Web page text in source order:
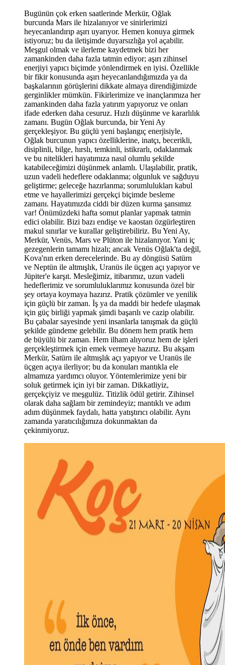
Bugünün çok erken saatlerinde Merkür, Oğlak
burcunda Mars ile hizalanıyor ve sinirlerimizi
heyecanlandırıp aşırı uyarıyor. Hemen konuya girmek
istiyoruz; bu da iletişimde duyarsızlığa yol açabilir.
Meşgul olmak ve ilerleme kaydetmek bizi her
zamankinden daha fazla tatmin ediyor; aşırı zihinsel
enerjiyi yapıcı biçimde yönlendirmek en iyisi. Özellikle
bir fikir konusunda aşırı heyecanlandığımızda ya da
başkalarının görüşlerini dikkate almaya direndiğimizde
gerginlikler mümkün. Fikirlerimize ve inançlarımıza her
zamankinden daha fazla yatırım yapıyoruz ve onları
ifade ederken daha cesuruz. Hızlı düşünme ve kararlılık
zamanı. Bugün Oğlak burcunda, bir Yeni Ay
gerçekleşiyor. Bu güçlü yeni başlangıç enerjisiyle,
Oğlak burcunun yapıcı özelliklerine, inatçı, becerikli,
disiplinli, bilge, hırslı, temkinli, istikrarlı, odaklanmak
ve bu nitelikleri hayatımıza nasıl olumlu şekilde
katabileceğimizi düşünmek anlamlı. Ulaşılabilir, pratik,
uzun vadeli hedeflere odaklanma; olgunluk ve sağduyu
geliştirme; geleceğe hazırlanma; sorumlulukları kabul
etme ve hayallerimizi gerçekçi biçimde besleme
zamanı. Hayatımızda ciddi bir düzen kurma şansımız
var! Önümüzdeki hafta somut planlar yapmak tatmin
edici olabilir. Bizi bazı endişe ve kaostan özgürleştiren
makul sınırlar ve kurallar geliştirebiliriz. Bu Yeni Ay,
Merkür, Venüs, Mars ve Plüton ile hizalanıyor. Yani iç
gezegenlerin tamamı hizalı; ancak Venüs Oğlak'ta değil,
Kova'nın erken derecelerinde. Bu ay döngüsü Satürn
ve Neptün ile altmışlık, Uranüs ile üçgen açı yapıyor ve
Jüpiter'e karşıt. Mesleğimiz, itibarımız, uzun vadeli
hedeflerimiz ve sorumluluklarımız konusunda özel bir
şey ortaya koymaya hazırız. Pratik çözümler ve yenilik
için güçlü bir zaman. İş ya da maddi bir hedefe ulaşmak
için güç birliği yapmak şimdi başarılı ve cazip olabilir.
Bu çabalar sayesinde yeni insanlarla tanışmak da güçlü
şekilde gündeme gelebilir. Bu dönem hem pratik hem
de büyülü bir zaman. Hem ilham alıyoruz hem de işleri
gerçekleştirmek için emek vermeye hazırız. Bu akşam
Merkür, Satürn ile altmışlık açı yapıyor ve Uranüs ile
üçgen açıya ilerliyor; bu da konuları mantıkla ele
almamıza yardımcı oluyor. Yöntemlerimize yeni bir
soluk getirmek için iyi bir zaman. Dikkatliyiz,
gerçekçiyiz ve meşgulüz. Titizlik ödül getirir. Zihinsel
olarak daha sağlam bir zemindeyiz; mantıklı ve adım
adım düşünmek faydalı, hatta yatıştırıcı olabilir. Aynı
zamanda yaratıcılığımıza dokunmaktan da
çekinmiyoruz.